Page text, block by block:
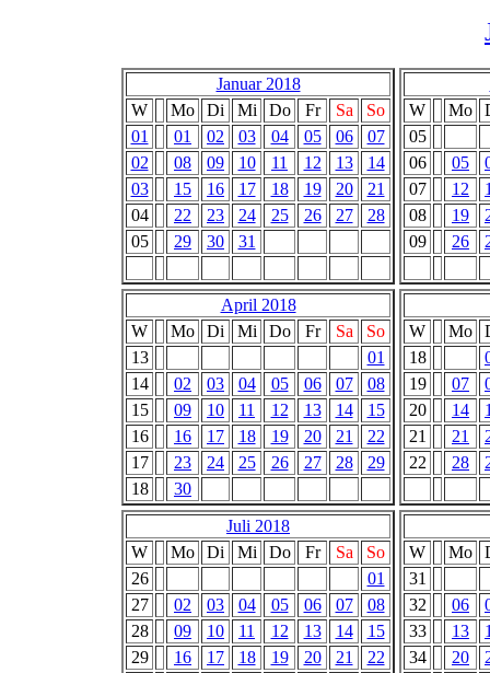
Januar 2018
W
Mo Di Mi Do Fr Sa
So
01
01 02 03 04 05 06
07
02
08 09 10 11 12 13
14
03
15 16 17 18 19 20
21
04
22 23 24 25 26 27
28
05
29 30 31
W
Mo
05
06
05
07
12
08
19
09
26
April 2018
W
Mo Di Mi Do Fr Sa
So
13
01
14
02 03 04 05 06 07
08
15
09 10 11 12 13 14
15
16
16 17 18 19 20 21
22
17
23 24 25 26 27 28
29
18
30
W Mo
18
19
07
20
14
21
21
22
28
Juli 2018
W
Mo Di Mi Do Fr Sa
So
26
01
27
02 03 04 05 06 07
08
28
09 10 11 12 13 14
15
29
16 17 18 19 20 21
22
W Mo
31
32
06
33
13
34
20